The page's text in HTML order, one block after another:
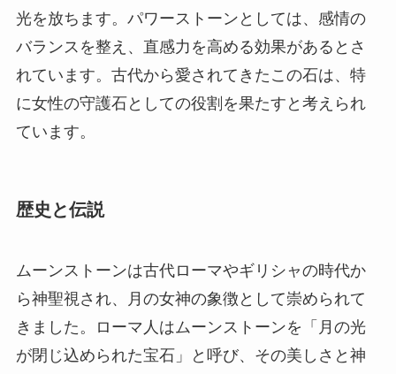
光を放ちます。パワーストーンとしては、感情の
バランスを整え、直感力を高める効果があるとさ
れています。古代から愛されてきたこの石は、特
に女性の守護石としての役割を果たすと考えられ
ています。
歴史と伝説
ムーンストーンは古代ローマやギリシャの時代か
ら神聖視され、月の女神の象徴として崇められて
きました。ローマ人はムーンストーンを「月の光
が閉じ込められた宝石」と呼び、その美しさと神